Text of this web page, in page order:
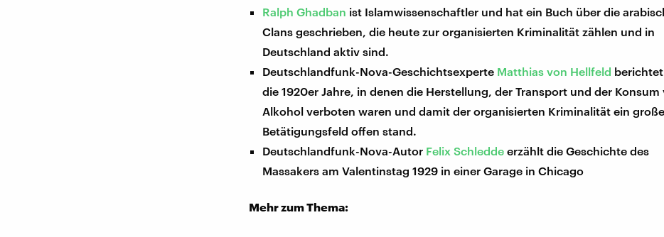
Ralph Ghadban ist Islamwissenschaftler und hat ein Buch über die
Clans geschrieben, die heute zur organisierten Kriminalität zählen und in
Deutschland aktiv sind.
Deutschlandfunk-Nova-Geschichtsexperte Matthias von Hellfeld
die 1920er Jahre, in denen die Herstellung, der Transport und der Konsum
Alkohol verboten waren und damit der organisierten Kriminalität ein
Betätigungsfeld offen stand.
Deutschlandfunk-Nova-Autor Felix Schledde erzählt die Geschichte des
Massakers am Valentinstag 1929 in einer Garage in Chicago
Mehr zum Thema: